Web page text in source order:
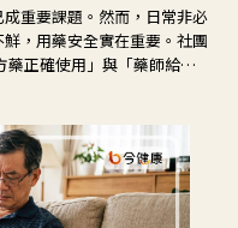
重要課題。然而，日常非必
，用藥安全實在重要。社團
藥正確使用」與「藥師給